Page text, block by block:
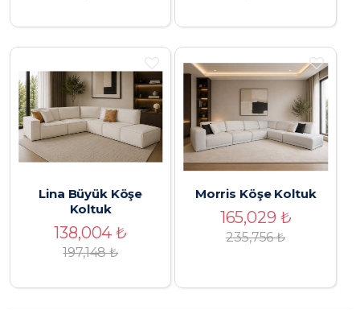
Lina Büyük Köşe
Koltuk
138,004₺
197,148₺
Morris Köşe Koltuk
165,029 ₺
235,756₺